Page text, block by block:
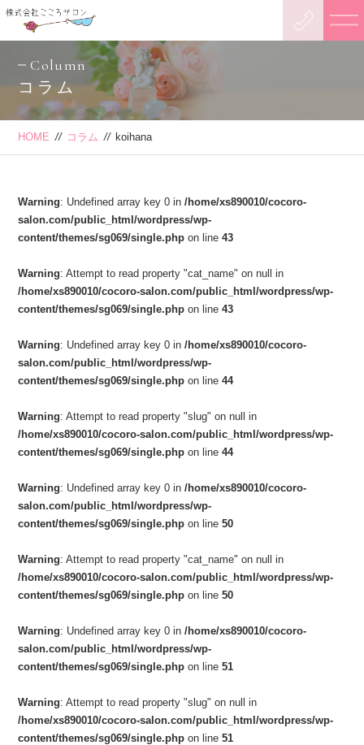
Column
コラム
HOME // コラム // koihana
Warning: Undefined array key 0 in/home/xs890010/cocoro-
salon.com/public_html/wordpress/wp-
content/themes/sg069/single.php on line43
Warning: Attempt to read property "cat_name" on null in
/home/xs890010/cocoro-salon.com/public_html/wordpress/wp-
content/themes/sg069/single.php on line43
Warning: Undefined array key 0 in/home/xs890010/cocoro-
salon.com/public_html/wordpress/wp-
content/themes/sg069/single.php on line44
Warning: Attempt to read property "slug" on null in
/home/xs890010/cocoro-salon.com/public_html/wordpress/wp-
content/themes/sg069/single.php on line44
Warning: Undefined array key 0 in/home/xs890010/cocoro-
salon.com/public_html/wordpress/wp-
content/themes/sg069/single.php on line50
Warning: Attempt to read property "cat_name" on null in
/home/xs890010/cocoro-salon.com/public_html/wordpress/wp-
content/themes/sg069/single.php on line50
Warning: Undefined array key 0 in/home/xs890010/cocoro-
salon.com/public_html/wordpress/wp-
content/themes/sg069/single.php on line51
Warning: Attempt to read property "slug" on null in
/home/xs890010/cocoro-salon.com/public_html/wordpress/wp-
content/themes/sg069/single.php on line51